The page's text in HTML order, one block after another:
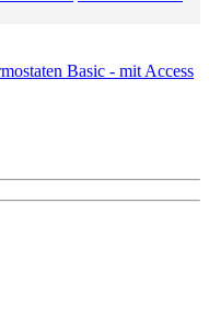
Basic - mit Access